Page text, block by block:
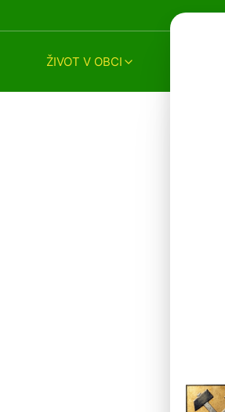
ŽIVOT V OBCI